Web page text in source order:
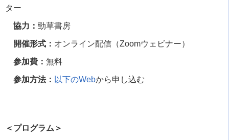
ター
協力： 勁草書房
開催形式： オンライン配信（Zoomウェビナー）
参加費： 無料
参加方法： 以下のWebから申し込む
＜プログラム＞